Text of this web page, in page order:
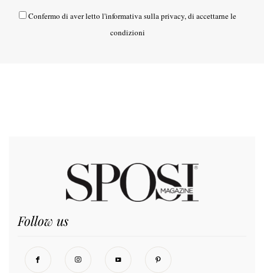
Confermo di aver letto l'informativa sulla privacy, di accettarne le
condizioni
Follow us